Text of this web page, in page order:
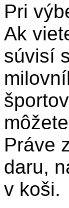
Pri
Ak
súvisí
Práve
daru,
v koši.